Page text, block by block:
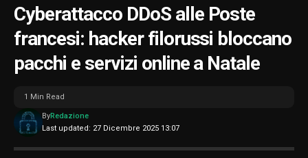
Cyberattacco DDoS alle Poste
francesi: hacker filorussi bloccano
pacchi e servizi online a Natale
Last updated: 27 Dicembre 2025 13:07
ByRedazione
1 Min Read